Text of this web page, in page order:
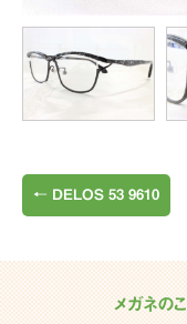
← DELOS 53 9610
メガネの